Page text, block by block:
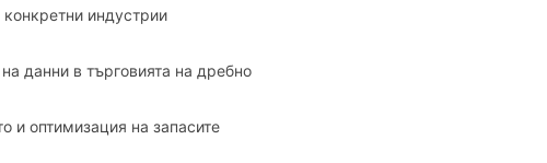
индустрии
данни в търговията на дребно
и оптимизация на запасите